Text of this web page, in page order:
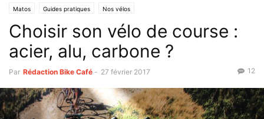
Matos Guides pratiques Nos vélos
Choisir son vélo de course :
acier, alu, carbone ?
Par Rédaction Bike Café - 27 février 2017 12